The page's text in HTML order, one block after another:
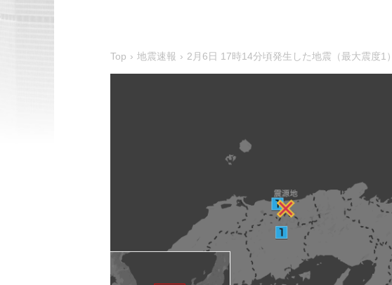
Top 地震速報 2月6日 17時14分頃発生した地震（最大震度1）